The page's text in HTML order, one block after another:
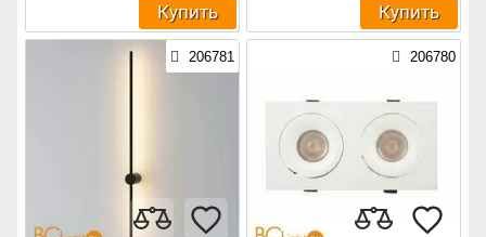
Купить Купить
206781 206780